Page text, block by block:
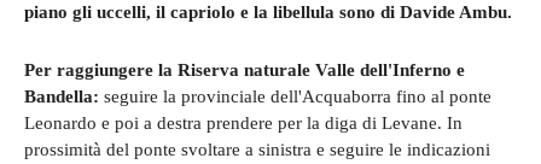
piano gli uccelli, il capriolo e la libellula sono di Davide Ambu.
Per raggiungere la Riserva naturale Valle dell'Inferno e
Bandella: seguire la provinciale dell'Acquaborra fino al ponte
Leonardo e poi a destra prendere per la diga di Levane. In
prossimità del ponte svoltare a sinistra e seguire le indicazioni